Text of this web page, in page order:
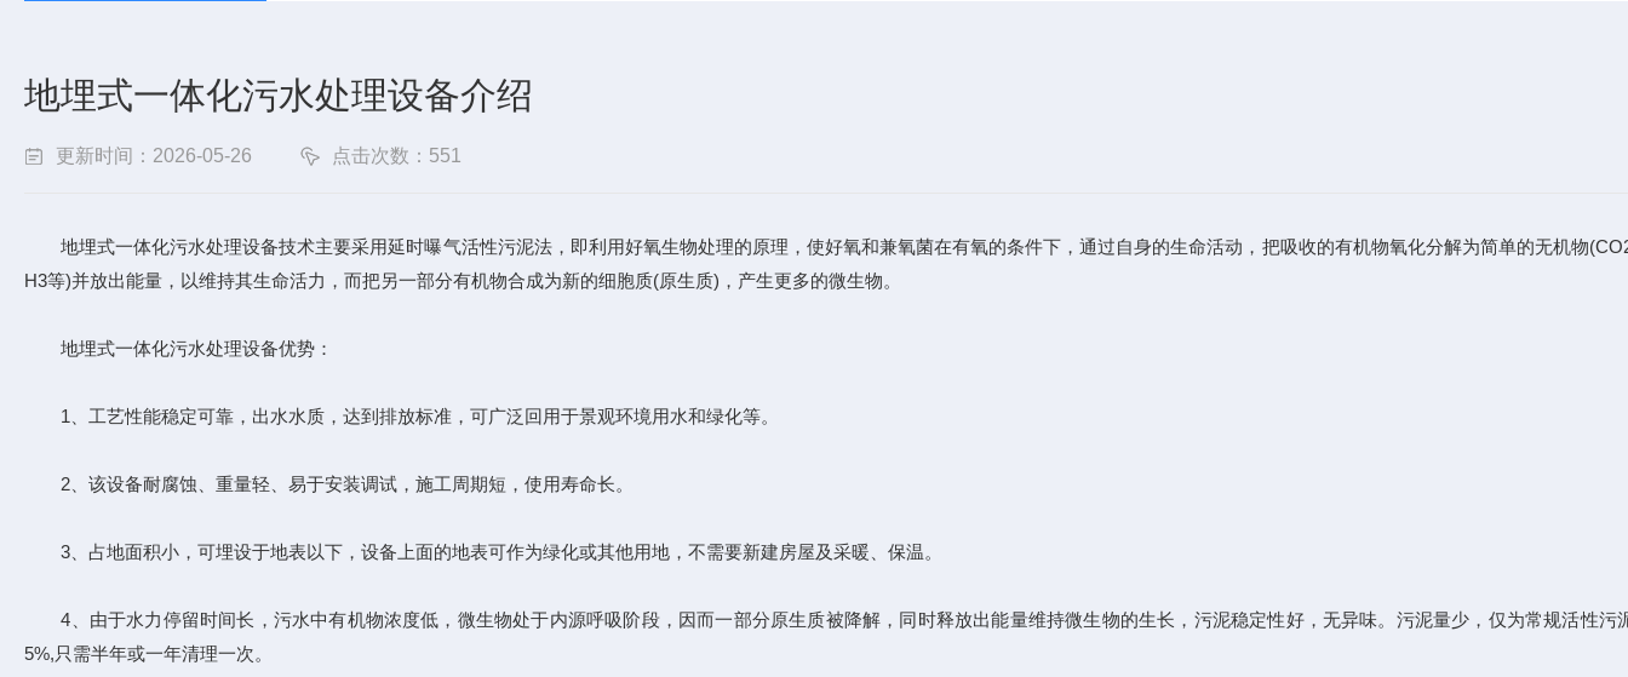
地埋式一体化污水处理设备介绍
更新时间：2026-05-26 点击次数：551
地埋式一体化污水处理设备技术主要采用延时曝气活性污泥法，即利用好氧生物处理的原理，使好氧和兼氧菌在有氧的条件下，通过自身的生命活动，把吸收的有机物氧化分解为简单的无机物
H3等)并放出能量，以维持其生命活力，而把另一部分有机物合成为新的细胞质(原生质)，产生更多的微生物。
地埋式一体化污水处理设备优势：
1、工艺性能稳定可靠，出水水质，达到排放标准，可广泛回用于景观环境用水和绿化等。
2、该设备耐腐蚀、重量轻、易于安装调试，施工周期短，使用寿命长。
3、占地面积小，可埋设于地表以下，设备上面的地表可作为绿化或其他用地，不需要新建房屋及采暖、保温。
4、由于水力停留时间长，污水中有机物浓度低，微生物处于内源呼吸阶段，因而一部分原生质被降解，同时释放出能量维持微生物的生长，污泥稳定性好，无异味。污泥量少，仅为常规活性污
5%,只需半年或一年清理一次。